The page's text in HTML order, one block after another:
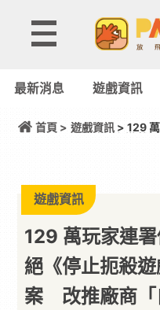
最新消息 遊戲資訊
首頁 > 遊戲資訊> 129 萬
遊戲資訊
129 萬玩家連
絕《停止扼殺
案 改推廠商「